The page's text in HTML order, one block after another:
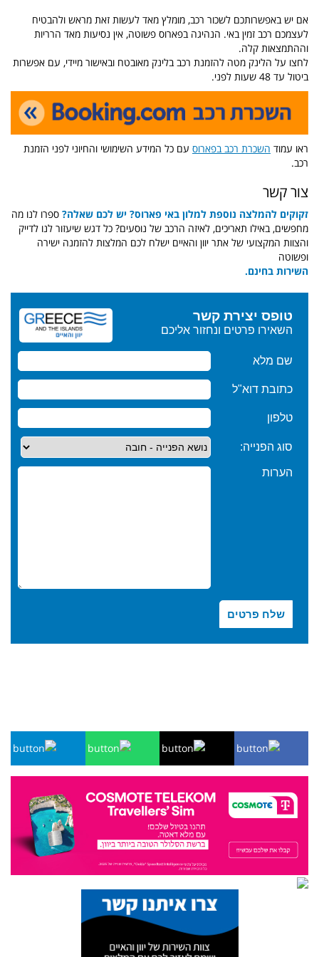
אם יש באפשרותכם לשכור רכב, מומלץ מאד לעשות זאת מראש ולהבטיח
לעצמכם רכב זמין באי. הנהיגה בפארוס פשוטה, אין נסיעות מאד הרריות
וההתמצאות קלה.
לחצו על הלינק מטה להזמנת רכב בלינק מאובטח ובאישור מיידי, עם אפשרות
ביטול עד 48 שעות לפני.
ראו עמוד השכרת רכב בפארוס עם כל המידע השימושי והחיוני לפני הזמנת
רכב.
צור קשר
זקוקים להמלצה נוספת למלון באי פארוס? יש לכם שאלה? ספרו לנו מה
מחפשים, באילו תאריכים, לאיזה הרכב של נוסעים? כל דגש שיעזור לנו לדייק
והצוות המקצועי של אתר יוון והאיים ישלח לכם המלצות להזמנה ישירה
ופשוטה
השירות בחינם.